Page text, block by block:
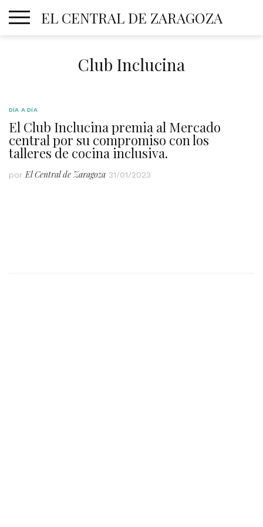
EL CENTRAL DE ZARAGOZA
Club Inclucina
DÍA A DÍA
El Club Inclucina premia al Mercado
central por su compromiso con los
talleres de cocina inclusiva.
por El Central de Zaragoza 31/01/2023